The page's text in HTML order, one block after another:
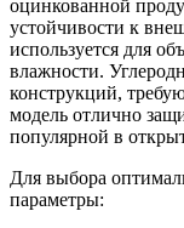
оцинкованной
устойчивости к
используется для
влажности.
конструкций,
модель отлично
популярной в
Для выбора
параметры: